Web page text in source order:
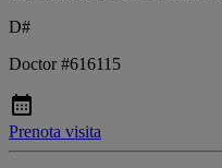
D#
Doctor #616115
Prenota visita